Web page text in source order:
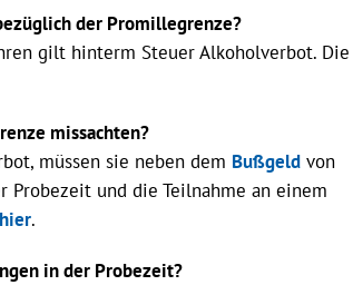
der Promillegrenze?
gilt hinterm Steuer Alkoholverbot. Die
missachten?
müssen sie neben dem Bußgeldvon
Probezeit und die Teilnahme an einem
.
in der Probezeit?